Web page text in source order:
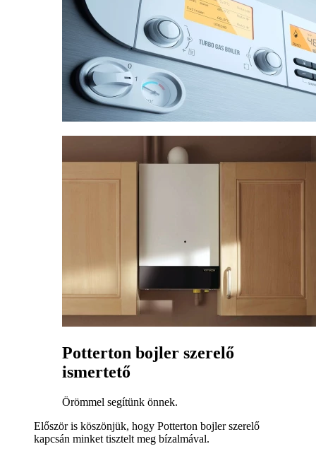
Potterton bojler szerelő
ismertető
Örömmel segítünk önnek.
Először is köszönjük, hogy Potterton bojler szerelő
kapcsán minket tisztelt meg bízalmával.